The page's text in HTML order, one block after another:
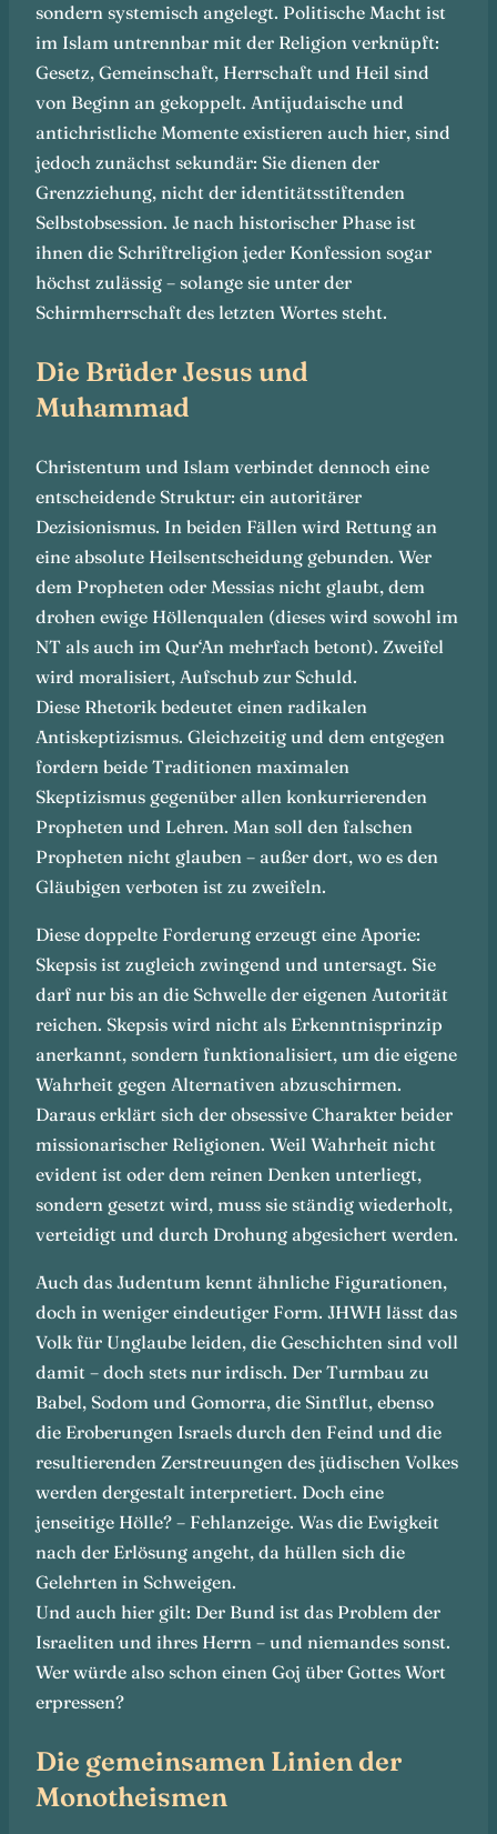
sondern systemisch angelegt. Politische Macht ist
im Islam untrennbar mit der Religion verknüpft:
Gesetz, Gemeinschaft, Herrschaft und Heil sind
von Beginn an gekoppelt. Antijudaische und
antichristliche Momente existieren auch hier, sind
jedoch zunächst sekundär: Sie dienen der
Grenzziehung, nicht der identitätsstiftenden
Selbstobsession. Je nach historischer Phase ist
ihnen die Schriftreligion jeder Konfession sogar
höchst zulässig – solange sie unter der
Schirmherrschaft des letzten Wortes steht.
Die Brüder Jesus und
Muhammad
Christentum und Islam verbindet dennoch eine
entscheidende Struktur: ein autoritärer
Dezisionismus. In beiden Fällen wird Rettung an
eine absolute Heilsentscheidung gebunden. Wer
dem Propheten oder Messias nicht glaubt, dem
drohen ewige Höllenqualen (dieses wird sowohl im
NT als auch im Qur‘An mehrfach betont). Zweifel
wird moralisiert, Aufschub zur Schuld.
Diese Rhetorik bedeutet einen radikalen
Antiskeptizismus. Gleichzeitig und dem entgegen
fordern beide Traditionen maximalen
Skeptizismus gegenüber allen konkurrierenden
Propheten und Lehren. Man soll den falschen
Propheten nicht glauben – außer dort, wo es den
Gläubigen verboten ist zu zweifeln.
Diese doppelte Forderung erzeugt eine Aporie:
Skepsis ist zugleich zwingend und untersagt. Sie
darf nur bis an die Schwelle der eigenen Autorität
reichen. Skepsis wird nicht als Erkenntnisprinzip
anerkannt, sondern funktionalisiert, um die eigene
Wahrheit gegen Alternativen abzuschirmen.
Daraus erklärt sich der obsessive Charakter beider
missionarischer Religionen. Weil Wahrheit nicht
evident ist oder dem reinen Denken unterliegt,
sondern gesetzt wird, muss sie ständig wiederholt,
verteidigt und durch Drohung abgesichert werden.
Auch das Judentum kennt ähnliche Figurationen,
doch in weniger eindeutiger Form. JHWH lässt das
Volk für Unglaube leiden, die Geschichten sind voll
damit – doch stets nur irdisch. Der Turmbau zu
Babel, Sodom und Gomorra, die Sintflut, ebenso
die Eroberungen Israels durch den Feind und die
resultierenden Zerstreuungen des jüdischen Volkes
werden dergestalt interpretiert. Doch eine
jenseitige Hölle? – Fehlanzeige. Was die Ewigkeit
nach der Erlösung angeht, da hüllen sich die
Gelehrten in Schweigen.
Und auch hier gilt: Der Bund ist das Problem der
Israeliten und ihres Herrn – und niemandes sonst.
Wer würde also schon einen Goj über Gottes Wort
erpressen?
Die gemeinsamen Linien der
Monotheismen